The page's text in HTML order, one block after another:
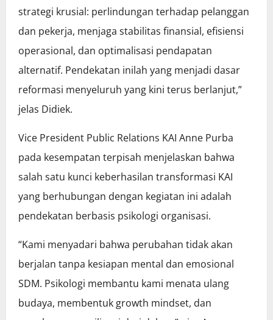
strategi krusial: perlindungan terhadap pelanggan
dan pekerja, menjaga stabilitas finansial, efisiensi
operasional, dan optimalisasi pendapatan
alternatif. Pendekatan inilah yang menjadi dasar
reformasi menyeluruh yang kini terus berlanjut,”
jelas Didiek.
Vice President Public Relations KAI Anne Purba
pada kesempatan terpisah menjelaskan bahwa
salah satu kunci keberhasilan transformasi KAI
yang berhubungan dengan kegiatan ini adalah
pendekatan berbasis psikologi organisasi.
“Kami menyadari bahwa perubahan tidak akan
berjalan tanpa kesiapan mental dan emosional
SDM. Psikologi membantu kami menata ulang
budaya, membentuk growth mindset, dan